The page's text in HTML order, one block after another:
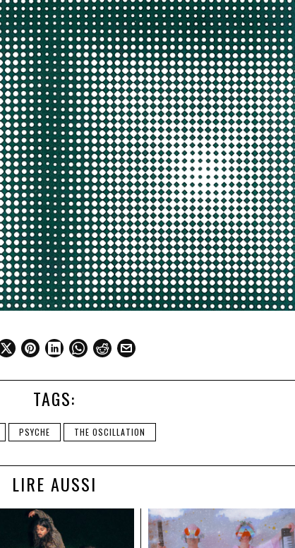
TAGS:
PSYCHE THE OSCILLATION
LIRE AUSSI